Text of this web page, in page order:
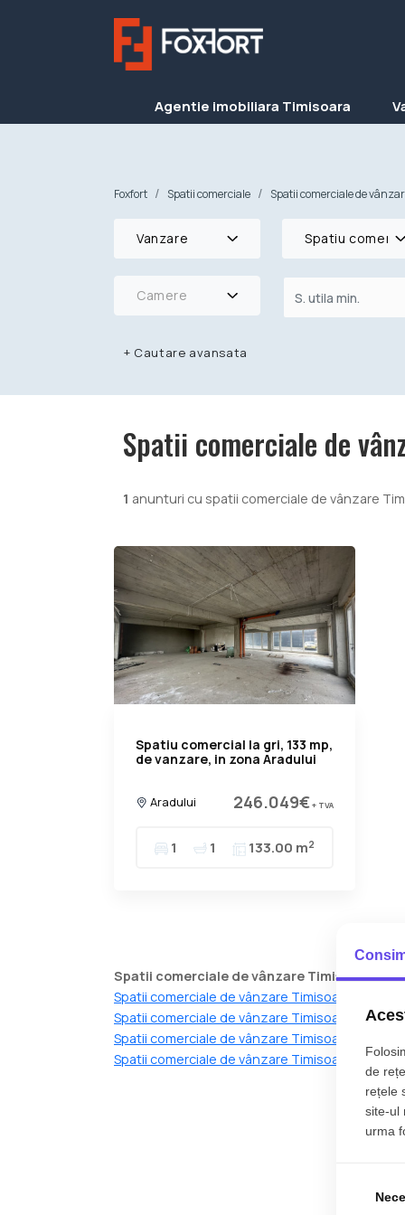
Agentie imobiliara Timisoara
Foxfort Spatii comerciale Spatii comerciale de
Vanzare Spatiu
Camere
+ Cautare avansata
Spatii comerciale de
1 anunturi cu spatii comerciale de vânzare
Spatiu comercial la gri, 133 mp,
de vanzare, in zona Aradului
Aradului 246.049€+ TVA
1 1 133.00 m2
Spatii comerciale de vânzare Timisoara
Spatii comerciale de vânzare Timisoara
Spatii comerciale de vânzare Timisoara
Spatii comerciale de vânzare Timisoara
Spatii comerciale de vânzare Timisoara
de
rețele
site-ul
urma